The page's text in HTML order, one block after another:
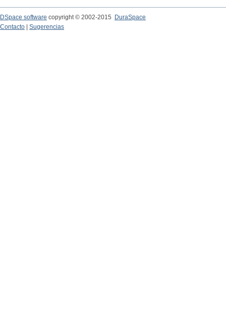
DSpace software copyright © 2002-2015
DuraSpace
Contacto
Sugerencias